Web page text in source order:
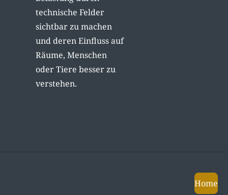
technische Felder
sichtbar zu machen
und deren Einfluss auf
Räume, Menschen
oder Tiere besser zu
verstehen.
Home